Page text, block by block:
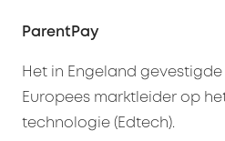
ParentPay
Het in Engeland gevestigde
Europees marktleider op
technologie (Edtech).